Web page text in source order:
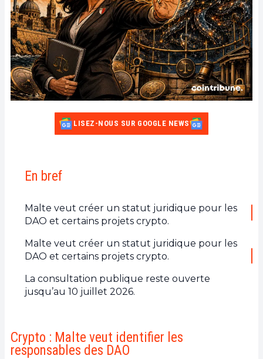
LISEZ-NOUS SUR GOOGLE NEWS
En bref
Malte veut créer un statut juridique pour les
DAO et certains projets crypto.
Malte veut créer un statut juridique pour les
DAO et certains projets crypto.
La consultation publique reste ouverte
jusqu’au 10 juillet 2026.
Crypto : Malte veut identifier les
responsables des DAO